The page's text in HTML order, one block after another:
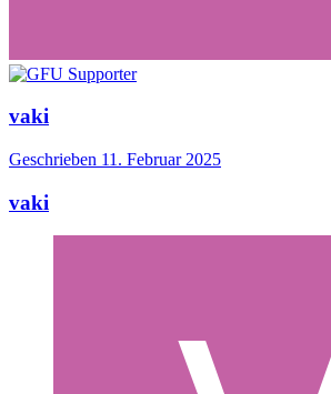
vaki
Geschrieben 11. Februar 2025
vaki